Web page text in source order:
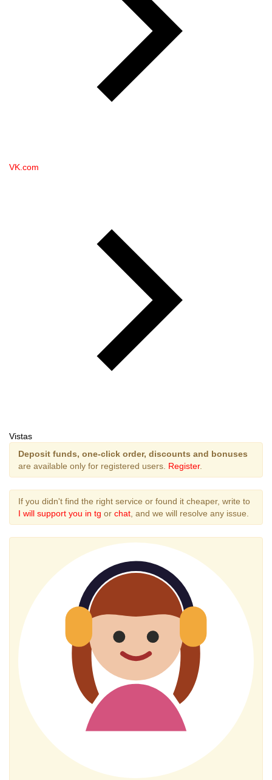
VK.com
Vistas
Deposit funds, one-click order, discounts and bonuses
are available only for registered users. Register.
If you didn't find the right service or found it cheaper, write to
I will support you in tg or chat , and we will resolve any issue.